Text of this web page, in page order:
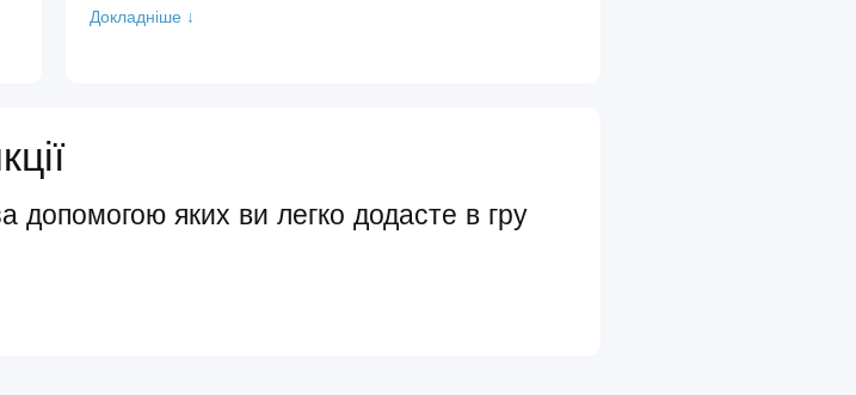
Докладніше ↓
допомогою яких ви легко додасте в гру